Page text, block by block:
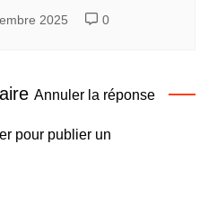
2025 0
Annuler la réponse
pour publier un